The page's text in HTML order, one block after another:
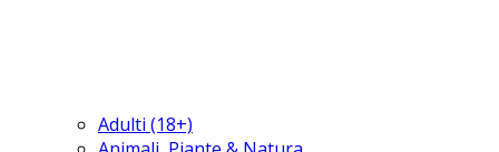
Adulti (18+)